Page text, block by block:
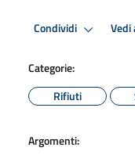
Condividi Vedi
Categorie:
Rifiuti
Argomenti: